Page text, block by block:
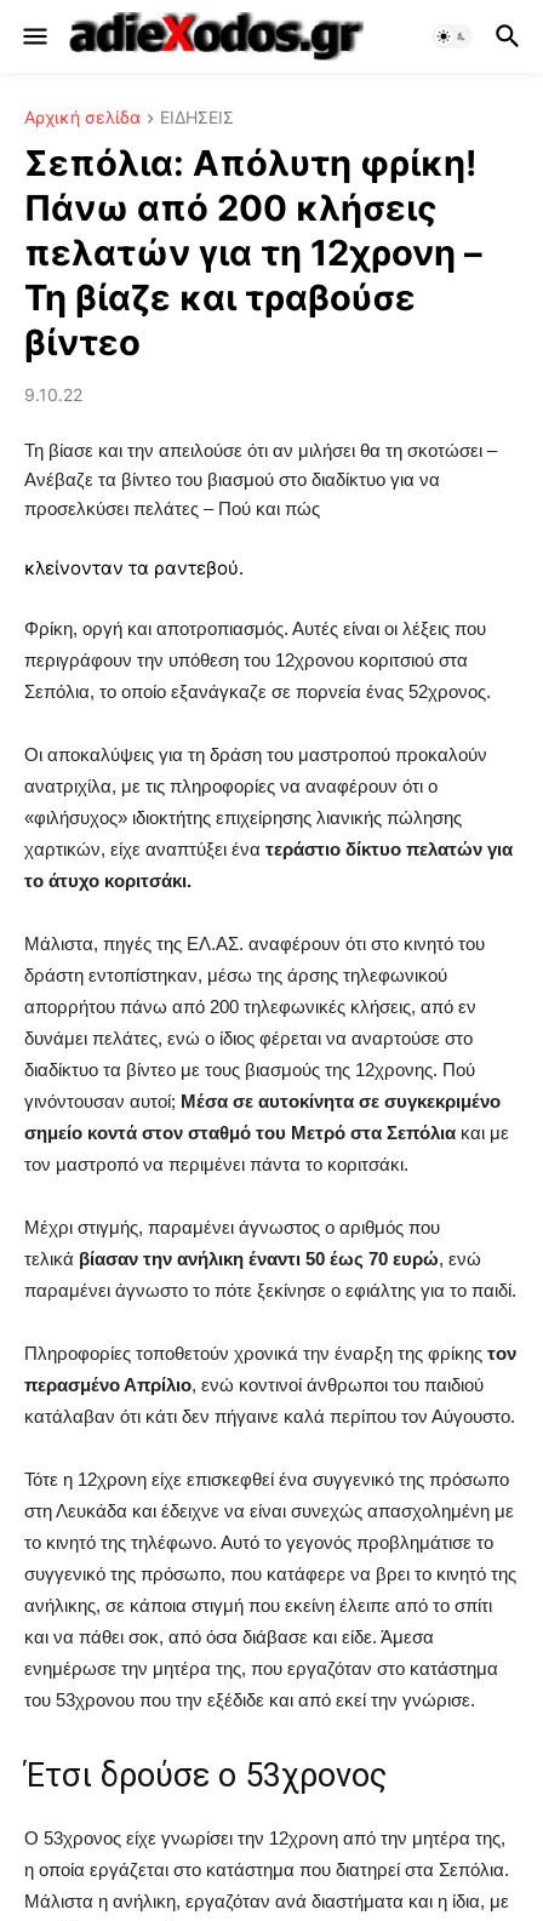
Αρχική σελίδα ΕΙΔΗΣΕΙΣ
Σεπόλια: Απόλυτη φρίκη!
Πάνω από 200 κλήσεις
πελατών για τη 12χρονη –
Τη βίαζε και τραβούσε
βίντεο
9.10.22
Τη βίασε και την απειλούσε ότι αν μιλήσει θα τη σκοτώσει –
Ανέβαζε τα βίντεο του βιασμού στο διαδίκτυο για να
προσελκύσει πελάτες – Πού και πώς
κλείνονταν τα ραντεβού.
Φρίκη, οργή και αποτροπιασμός. Αυτές είναι οι λέξεις που
περιγράφουν την υπόθεση του 12χρονου κοριτσιού στα
Σεπόλια, το οποίο εξανάγκαζε σε πορνεία ένας 52χρονος.
Οι αποκαλύψεις για τη δράση του μαστροπού προκαλούν
ανατριχίλα, με τις πληροφορίες να αναφέρουν ότι ο
«φιλήσυχος» ιδιοκτήτης επιχείρησης λιανικής πώλησης
χαρτικών, είχε αναπτύξει ένα τεράστιο δίκτυο πελατών για
το άτυχο κοριτσάκι.
Μάλιστα, πηγές της ΕΛ.ΑΣ. αναφέρουν ότι στο κινητό του
δράστη εντοπίστηκαν, μέσω της άρσης τηλεφωνικού
απορρήτου πάνω από 200 τηλεφωνικές κλήσεις, από εν
δυνάμει πελάτες, ενώ ο ίδιος φέρεται να αναρτούσε στο
διαδίκτυο τα βίντεο με τους βιασμούς της 12χρονης. Πού
γινόντουσαν αυτοί; Μέσα σε αυτοκίνητα σε συγκεκριμένο
σημείο κοντά στον σταθμό του Μετρό στα Σεπόλια και με
τον μαστροπό να περιμένει πάντα το κοριτσάκι.
Μέχρι στιγμής, παραμένει άγνωστος ο αριθμός που
τελικά βίασαν την ανήλικη έναντι 50 έως 70 ευρώ, ενώ
παραμένει άγνωστο το πότε ξεκίνησε ο εφιάλτης για το παιδί.
Πληροφορίες τοποθετούν χρονικά την έναρξη της φρίκης τον
περασμένο Απρίλιο, ενώ κοντινοί άνθρωποι του παιδιού
κατάλαβαν ότι κάτι δεν πήγαινε καλά περίπου τον Αύγουστο.
Τότε η 12χρονη είχε επισκεφθεί ένα συγγενικό της πρόσωπο
στη Λευκάδα και έδειχνε να είναι συνεχώς απασχολημένη με
το κινητό της τηλέφωνο. Αυτό το γεγονός προβλημάτισε το
συγγενικό της πρόσωπο, που κατάφερε να βρει το κινητό της
ανήλικης, σε κάποια στιγμή που εκείνη έλειπε από το σπίτι
και να πάθει σοκ, από όσα διάβασε και είδε. Άμεσα
ενημέρωσε την μητέρα της, που εργαζόταν στο κατάστημα
του 53χρονου που την εξέδιδε και από εκεί την γνώρισε.
Έτσι δρούσε ο 53χρονος
Ο 53χρονος είχε γνωρίσει την 12χρονη από την μητέρα της,
η οποία εργάζεται στο κατάστημα που διατηρεί στα Σεπόλια.
Μάλιστα η ανήλικη, εργαζόταν ανά διαστήματα και η ίδια, με